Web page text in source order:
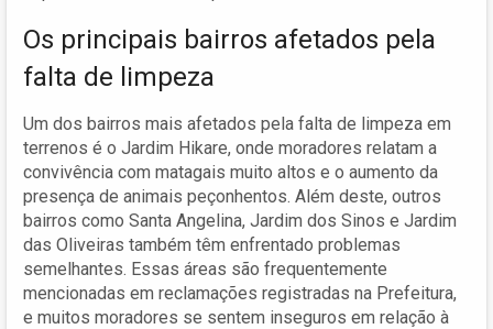
Os principais bairros afetados pela
falta de limpeza
Um dos bairros mais afetados pela falta de limpeza em
terrenos é o Jardim Hikare, onde moradores relatam a
convivência com matagais muito altos e o aumento da
presença de animais peçonhentos. Além deste, outros
bairros como Santa Angelina, Jardim dos Sinos e Jardim
das Oliveiras também têm enfrentado problemas
semelhantes. Essas áreas são frequentemente
mencionadas em reclamações registradas na Prefeitura,
e muitos moradores se sentem inseguros em relação à